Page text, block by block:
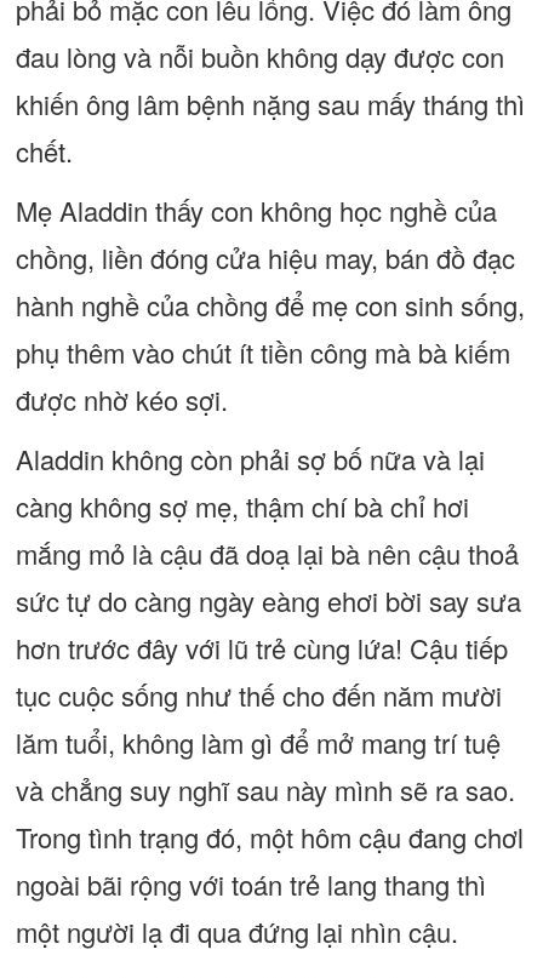
phải bỏ mặc con lêu lổng. Việc đó làm ông
đau lòng và nỗi buồn không dạy được con
khiến ông lâm bệnh nặng sau mấy tháng thì
chết.
Mẹ Aladdin thấy con không học nghề của
chồng, liền đóng cửa hiệu may, bán đồ đạc
hành nghề của chồng để mẹ con sinh sống,
phụ thêm vào chút ít tiền công mà bà kiếm
được nhờ kéo sợi.
Aladdin không còn phải sợ bố nữa và lại
càng không sợ mẹ, thậm chí bà chỉ hơi
mắng mỏ là cậu đã doạ lại bà nên cậu thoả
sức tự do càng ngày eàng ehơi bời say sưa
hơn trước đây với lũ trẻ cùng lứa! Cậu tiếp
tục cuộc sống như thế cho đến năm mười
lăm tuổi, không làm gì để mở mang trí tuệ
và chẳng suy nghĩ sau này mình sẽ ra sao.
Trong tình trạng đó, một hôm cậu đang chơl
ngoài bãi rộng với toán trẻ lang thang thì
một người lạ đi qua đứng lại nhìn cậu.